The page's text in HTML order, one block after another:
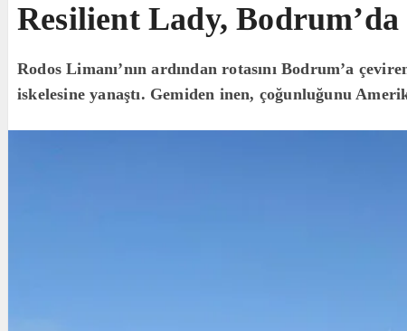
Resilient Lady, Bodrum’da
Rodos Limanı’nın ardından rotasını Bodrum’a
iskelesine yanaştı. Gemiden inen, çoğunluğunu